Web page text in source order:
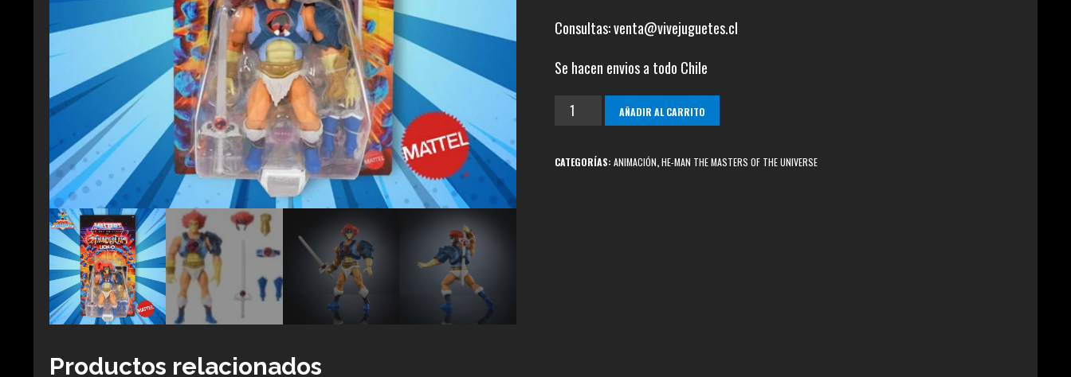
Consultas: venta@vivejuguetes.cl
Se hacen envios a todo Chile
Leon
O
AÑADIR AL CARRITO
CATEGORÍAS:ANIMACIÓN,HE-MAN THE MASTERS OF THE UNIVERSE
Productos relacionados